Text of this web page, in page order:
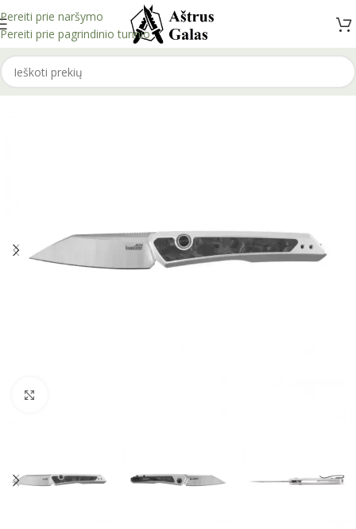
Pereiti prie naršymo
Pereiti prie pagrindinio turinio